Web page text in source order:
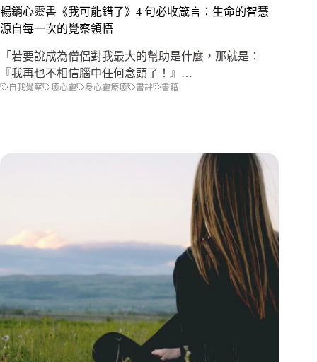
暢銷心靈書《我可能錯了》4 句必收箴言：生命的智慧
源自每一次的覺察領悟
「若要說成為僧侶對我最大的幫助是什麼，那就是：
『我再也不相信腦中任何念頭了！』…
自我覺察 癒心靈 身心靈療癒 書評 書籍